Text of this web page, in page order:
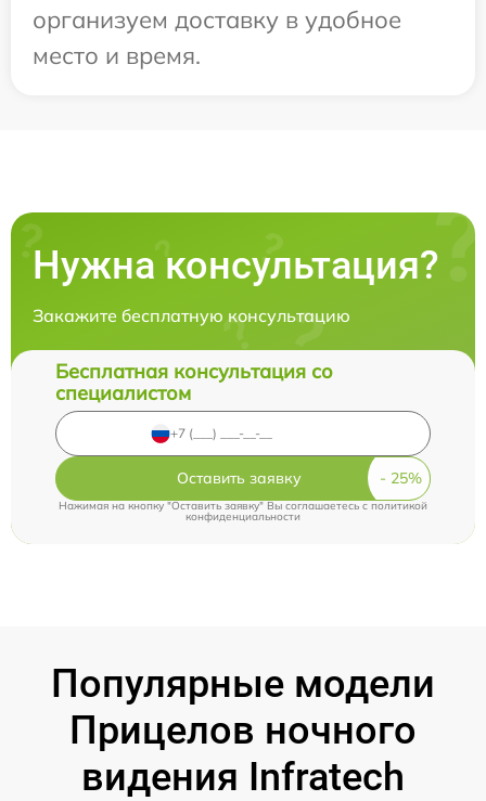
организуем доставку в удобное
место и время.
Нужна консультация?
Закажите бесплатную консультацию
Бесплатная консультация со
специалистом
Оставить заявку
Нажимая на кнопку "Оставить заявку" Вы соглашаетесь cполитикой
конфиденциальности
Популярные модели
Прицелов ночного
видения Infratech